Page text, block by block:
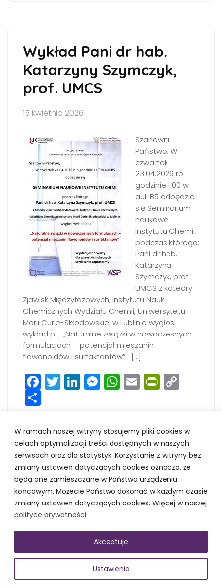
W ramach naszej witryny stosujemy pliki cookies w
celach optymalizacji treści dostępnych w naszych
serwisach oraz dla statystyk. Korzystanie z witryny bez
zmiany ustawień dotyczących cookies oznacza, że
będą one zamieszczane w Państwa urządzeniu
końcowym. Możecie Państwo dokonać w każdym czasie
zmiany ustawień dotyczących cookies. Więcej w naszej
polityce prywatności
Ustawienia
Akceptuje
Wykład Pani dr hab.
Katarzyny Szymczyk,
prof. UMCS
15 kwietnia 2026
Szanowni
Państwo, W
czwartek
23.04.2026 ro
godzinie 1100 w
auli B5 odbędzie
się Seminarium
naukowe
Instytutu Chemii,
podczas którego:
Pani dr hab.
Katarzyna
Szymczyk, prof.
UMCS z Katedry
Zjawisk Międzyfazowych, Instytutu Nauk
Chemicznych Wydziału Chemii, Uniwersytetu
Marii Curie-Skłodowskiej w Lublinie wygłosi
wykład pt.: „Naturalne związki w nowoczesnych
formulacjach – potencjał mieszanin
flawonoidów i surfaktantów” […]
Facebook
Twitter
LinkedIn
Messenger
WhatsApp
Email
Share
CZYTAJ WIĘCEJ
Sukces w konkursie
„Świętokrzyski
Racjonalizator”